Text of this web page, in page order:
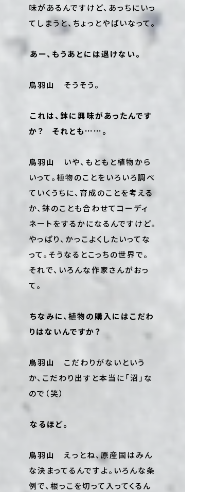
味があるんですけど、あっちにいっ
てしまうと、ちょっとやばいなって。
――あー、もうあとには退けない。
鳥羽山 そうそう。
――これは、鉢に興味があったんです
か？ それとも……。
鳥羽山 いや、もともと植物から
いって。植物のことをいろいろ調べ
ていくうちに、育成のことを考える
か、鉢のことも合わせてコーディ
ネートをするかになるんですけど。
やっぱり、かっこよくしたいってな
って。そうなるとこっちの世界で。
それで、いろんな作家さんがおっ
て。
――ちなみに、植物の購入にはこだわ
りはないんですか？
鳥羽山 こだわりがないという
か、こだわり出すと本当に「沼」な
ので（笑）
――なるほど。
鳥羽山 えっとね、原産国はみん
な決まってるんですよ。いろんな条
例で、根っこを切って入ってくるん